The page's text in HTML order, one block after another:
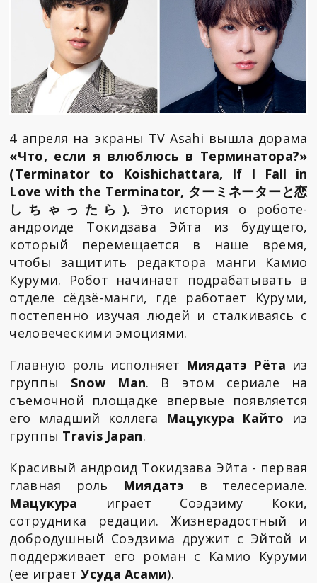
4 апреля на экраны TV Asahi вышла дорама
«Что, если я влюблюсь в Терминатора?»
(Terminator to Koishichattara, If I Fall in
Love with the Terminator, ターミネーターと恋
しちゃったら). Это история о роботе-
андроиде Токидзава Эйта из будущего,
который перемещается в наше время,
чтобы защитить редактора манги Камио
Куруми. Робот начинает подрабатывать в
отделе сёдзё-манги, где работает Куруми,
постепенно изучая людей и сталкиваясь с
человеческими эмоциями.
Главную роль исполняет Миядатэ Рёта из
группы Snow Man. В этом сериале на
съемочной площадке впервые появляется
его младший коллега Мацукура Кайто из
группы Travis Japan.
Красивый андроид Токидзава Эйта - первая
главная роль Миядатэ в телесериале.
Мацукура играет Соэдзиму Коки,
сотрудника редации. Жизнерадостный и
добродушный Соэдзима дружит с Эйтой и
поддерживает его роман с Камио Куруми
(ее играетУсуда Асами).